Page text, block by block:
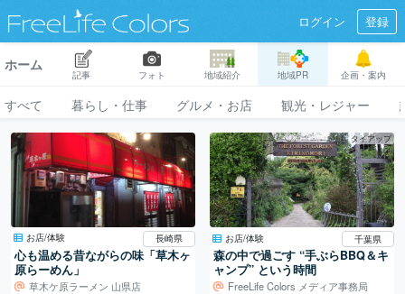
ログイン 登録
ホーム
記事 フォト 地域紹介 地域PR 企画・案内
すべて 暮らし・仕事 グルメ・お店 観光・レジャー
お店/体験 長崎県
心も温める昔ながらの味「草木ヶ
原らーめん」
草木ケ原ラーメン 山県店
タイアップ
お店/体験 千葉県
森の中で過ごす “手ぶらBBQ＆キ
ャンプ” という時間
FreeLife Colors メディア事務局